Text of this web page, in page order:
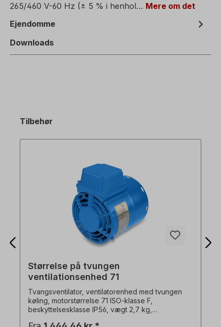
265/460 V-60 Hz (± 5 % i henhol… Mere om det
Ejendomme
Downloads
Tilbehør
Størrelse på tvungen
ventilationsenhed 71
Tvangsventilator, ventilatorenhed med tvungen
køling, motorstørrelse 71 ISO-klasse F,
beskyttelsesklasse IP56, vægt 2,7 kg,